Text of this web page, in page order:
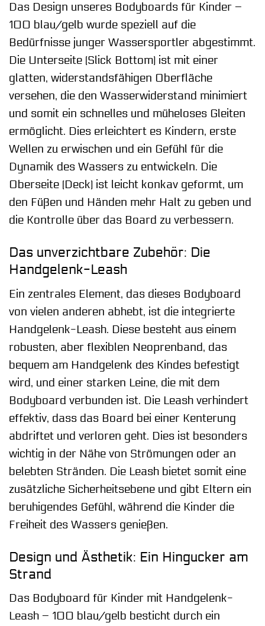
Das Design unseres Bodyboards für Kinder –
100 blau/gelb wurde speziell auf die
Bedürfnisse junger Wassersportler abgestimmt.
Die Unterseite (Slick Bottom) ist mit einer
glatten, widerstandsfähigen Oberfläche
versehen, die den Wasserwiderstand minimiert
und somit ein schnelles und müheloses Gleiten
ermöglicht. Dies erleichtert es Kindern, erste
Wellen zu erwischen und ein Gefühl für die
Dynamik des Wassers zu entwickeln. Die
Oberseite (Deck) ist leicht konkav geformt, um
den Füßen und Händen mehr Halt zu geben und
die Kontrolle über das Board zu verbessern.
Das unverzichtbare Zubehör: Die
Handgelenk-Leash
Ein zentrales Element, das dieses Bodyboard
von vielen anderen abhebt, ist die integrierte
Handgelenk-Leash. Diese besteht aus einem
robusten, aber flexiblen Neoprenband, das
bequem am Handgelenk des Kindes befestigt
wird, und einer starken Leine, die mit dem
Bodyboard verbunden ist. Die Leash verhindert
effektiv, dass das Board bei einer Kenterung
abdriftet und verloren geht. Dies ist besonders
wichtig in der Nähe von Strömungen oder an
belebten Stränden. Die Leash bietet somit eine
zusätzliche Sicherheitsebene und gibt Eltern ein
beruhigendes Gefühl, während die Kinder die
Freiheit des Wassers genießen.
Design und Ästhetik: Ein Hingucker am
Strand
Das Bodyboard für Kinder mit Handgelenk-
Leash – 100 blau/gelb besticht durch ein